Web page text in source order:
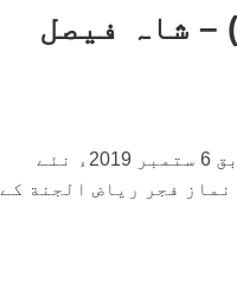
داستانِ حج 1440 ھ قسط (26) – شاہ فیصل
جمعة المبارك ٧ محرم الحرام ١٤٤١ ھ۔ بمطابق 6 ستمبر 2019ء نئے
نماز فجر ریاض الجنة کے